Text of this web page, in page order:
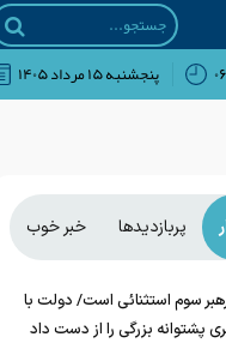
پنجشنبه ۱۵ مرداد ۱۴۰۵
پربازدیدها خبر خوب
سوم استثنائی است/ دولت با
پشتوانه بزرگی را از دست داد